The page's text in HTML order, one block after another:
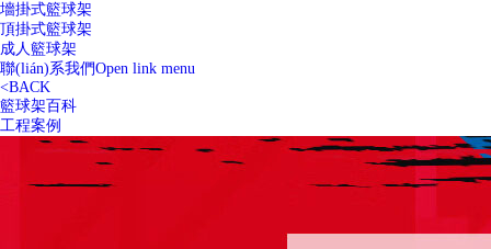
墻掛式籃球架
頂掛式籃球架
成人籃球架
聯(lián)系我們Open link menu
<BACK
籃球架百科
工程案例